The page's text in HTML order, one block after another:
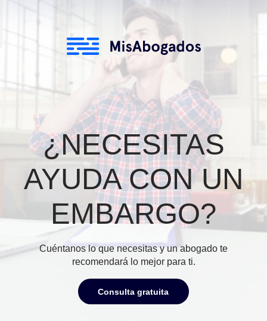
¿NECESITAS
AYUDA CON
EMBARGO?
Cuéntanos lo que necesitas y un abogado te
recomendará lo mejor para ti.